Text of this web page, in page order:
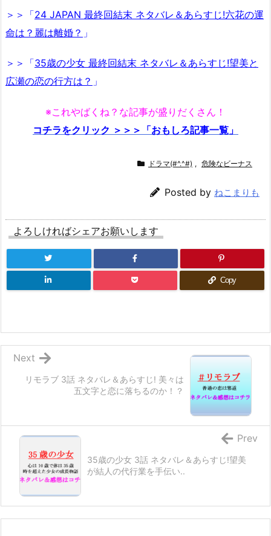
＞＞「24 JAPAN 最終回結末 ネタバレ＆あらすじ!六花の運
命は？麗は離婚？ 」
＞＞「35歳の少女 最終回結末 ネタバレ＆あらすじ!望美と
広瀬の恋の行方は？ 」
※これやばくね？な記事が盛りだくさん！
コチラをクリック ＞＞＞「おもしろ記事一覧」
ドラマ(#^.^#) , 危険なビーナス
Posted by ねこまりも
よろしければシェアお願いします
Copy
リモラブ 3話 ネタバレ＆あらすじ! 美々は
五文字と恋に落ちるのか！？
Next
35歳の少女 3話 ネタバレ＆あらすじ!望美
が結人の代行業を手伝い..
Prev